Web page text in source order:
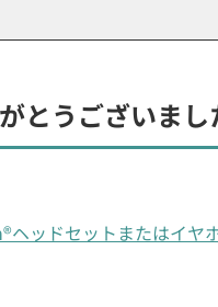
とうございまし
ヘッドセットまたはイヤ